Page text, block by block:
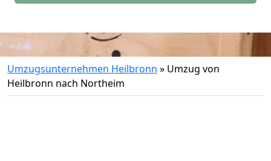
Umzugsunternehmen Heilbronn » Umzug von
Heilbronn nach Northeim